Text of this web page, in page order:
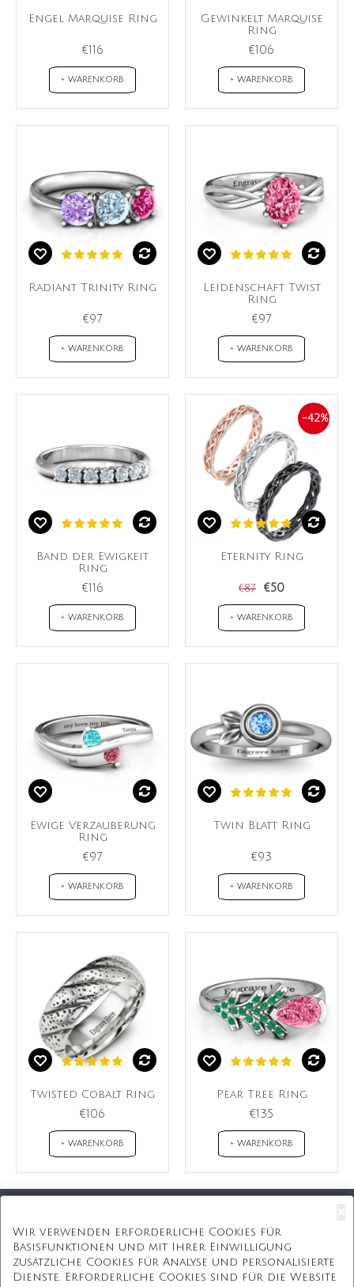
Engel Marquise Ring
€116
+ WARENKORB
Gewinkelt Marquise
Ring
€106
+ WARENKORB
Radiant Trinity Ring
€97
+ WARENKORB
Leidenschaft Twist
Ring
€97
+ WARENKORB
Band der Ewigkeit
Ring
€116
+ WARENKORB
-42%
Eternity Ring
€87 €50
+ WARENKORB
Ewige Verzauberung
Ring
€97
+ WARENKORB
Twin Blatt Ring
€93
+ WARENKORB
Twisted Cobalt Ring
€106
+ WARENKORB
Pear Tree Ring
€135
+ WARENKORB
Kostenlose Geschenkbox
Kostenlose Gravur
Wir verwenden erforderliche Cookies für
Basisfunktionen und mit Ihrer Einwilligung
zusätzliche Cookies für Analyse und personalisierte
Dienste. Erforderliche Cookies sind für die Website